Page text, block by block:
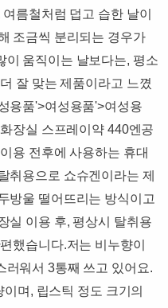
름철처럼 덥고 습한 날이
조금씩 분리되는 경우가
이 움직이는 날보다는, 평소
잘 맞는 제품이라고 느꼈
용품'>여성용품'>여성용
장실 스프레이약 440엔공
용 전후에 사용하는 휴대
취용으로 쇼슈겐이라는 제
방울 떨어뜨리는 방식이고​
실 이용 후, 평상시 탈취용
했습니다.​저는 비누향이
러워서 3통째 쓰고 있어요.​
며, 립스틱 정도 크기의